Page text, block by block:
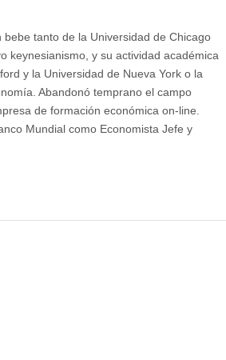
tanto de la Universidad de Chicago
keynesianismo, y su actividad académica
y la Universidad de Nueva York o la
Abandonó temprano el campo
de formación económica on-line.
Mundial como Economista Jefe y